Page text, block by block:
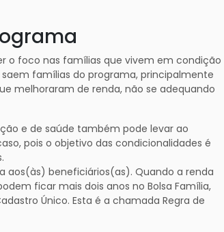
o foco nas famílias que vivem em condição
famílias do programa, principalmente
melhoraram de renda, não se adequando
e de saúde também pode levar ao
pois o objetivo das condicionalidades é
beneficiários(as). Quando a renda
ficar mais dois anos no Bolsa Família,
Único. Esta é a chamada Regra de